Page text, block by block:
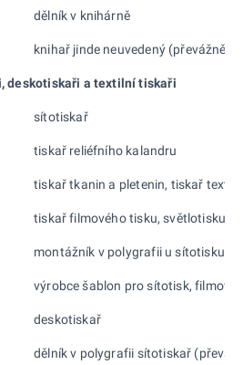
dělník v knihárně
knihař jinde neuvedený (převážně
deskotiskaři a textilní tiskaři
sítotiskař
tiskař reliéfního kalandru
tiskař tkanin a pletenin, tiskař
tiskař filmového tisku, světlotisku
montážník v polygrafii u sítotisku
výrobce šablon pro sítotisk, filmový
deskotiskař
dělník v polygrafii sítotiskař